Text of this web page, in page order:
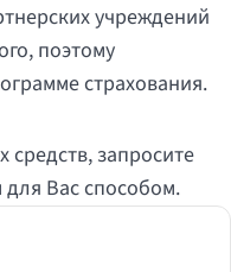
учреждений
поэтому
страхования.
средств, запросите
Вас способом.